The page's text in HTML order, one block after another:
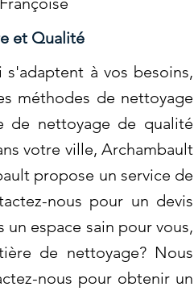
et Qualité
à vos besoins,
méthodes de nettoyage
de nettoyage de qualité
votre ville, Archambault
propose un service de
nous pour un devis
espace sain pour vous,
de nettoyage? Nous
nous pour obtenir un